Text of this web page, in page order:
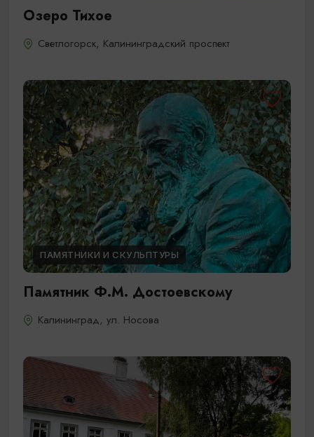
Озеро Тихое
Светлогорск, Калининградский проспект
ПАМЯТНИКИ И СКУЛЬПТУРЫ
Памятник Ф.М. Достоевскому
Калининград, ул. Носова